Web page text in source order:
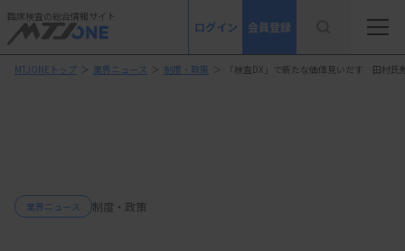
臨床検査の総合情報サイト
ログイン 会員登録
MTJONEトップ ＞ 業界ニュース ＞ 制度・政策 ＞ 「検査DX」で新たな価値見いだす 田村氏
業界ニュース 制度・政策